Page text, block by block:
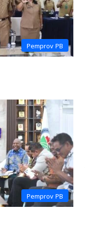
Pemprov PB
Pemprov PB